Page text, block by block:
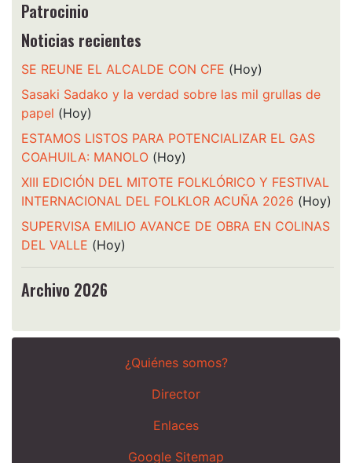
Patrocinio
Noticias recientes
SE REUNE EL ALCALDE CON CFE (Hoy)
Sasaki Sadako y la verdad sobre las mil grullas de
papel (Hoy)
ESTAMOS LISTOS PARA POTENCIALIZAR EL GAS
COAHUILA: MANOLO (Hoy)
XIII EDICIÓN DEL MITOTE FOLKLÓRICO Y FESTIVAL
INTERNACIONAL DEL FOLKLOR ACUÑA 2026 (Hoy)
SUPERVISA EMILIO AVANCE DE OBRA EN COLINAS
DEL VALLE (Hoy)
Archivo 2026
¿Quiénes somos?
Director
Enlaces
Google Sitemap